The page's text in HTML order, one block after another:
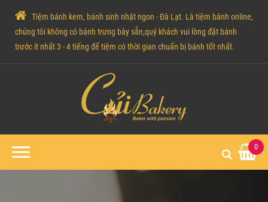
Tiệm bánh kem, bánh sinh nhật ngon - Đà Lạt. Là tiệm bánh online,
chúng tôi không có bánh trưng bày sẵn,quý khách vui lòng đặt bánh
trước ít nhất 3 - 4 tiếng để tiệm có thời gian chuẩn bị bánh tốt nhất.
0